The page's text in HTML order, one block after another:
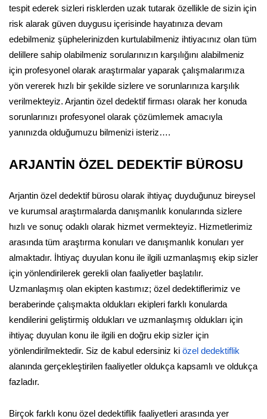
tespit ederek sizleri risklerden uzak tutarak özellikle de sizin için
risk alarak güven duygusu içerisinde hayatınıza devam
edebilmeniz şüphelerinizden kurtulabilmeniz ihtiyacınız olan tüm
delillere sahip olabilmeniz sorularınızın karşılığını alabilmeniz
için profesyonel olarak araştırmalar yaparak çalışmalarımıza
yön vererek hızlı bir şekilde sizlere ve sorunlarınıza karşılık
verilmekteyiz. Arjantin özel dedektif firması olarak her konuda
sorunlarınızı profesyonel olarak çözümlemek amacıyla
yanınızda olduğumuzu bilmenizi isteriz….
ARJANTİN ÖZEL DEDEKTİF BÜROSU
Arjantin özel dedektif bürosu olarak ihtiyaç duyduğunuz bireysel
ve kurumsal araştırmalarda danışmanlık konularında sizlere
hızlı ve sonuç odaklı olarak hizmet vermekteyiz. Hizmetlerimiz
arasında tüm araştırma konuları ve danışmanlık konuları yer
almaktadır. İhtiyaç duyulan konu ile ilgili uzmanlaşmış ekip sizler
için yönlendirilerek gerekli olan faaliyetler başlatılır.
Uzmanlaşmış olan ekipten kastımız; özel dedektiflerimiz ve
beraberinde çalışmakta oldukları ekipleri farklı konularda
kendilerini geliştirmiş oldukları ve uzmanlaşmış oldukları için
ihtiyaç duyulan konu ile ilgili en doğru ekip sizler için
yönlendirilmektedir. Siz de kabul edersiniz ki özel dedektiflik
alanında gerçekleştirilen faaliyetler oldukça kapsamlı ve oldukça
fazladır.
Birçok farklı konu özel dedektiflik faaliyetleri arasında yer